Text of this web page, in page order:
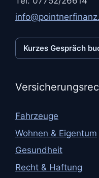
Kurzes Gespräch
Fahrzeuge
Wohnen & Eigentum
Gesundheit
Recht & Haftung